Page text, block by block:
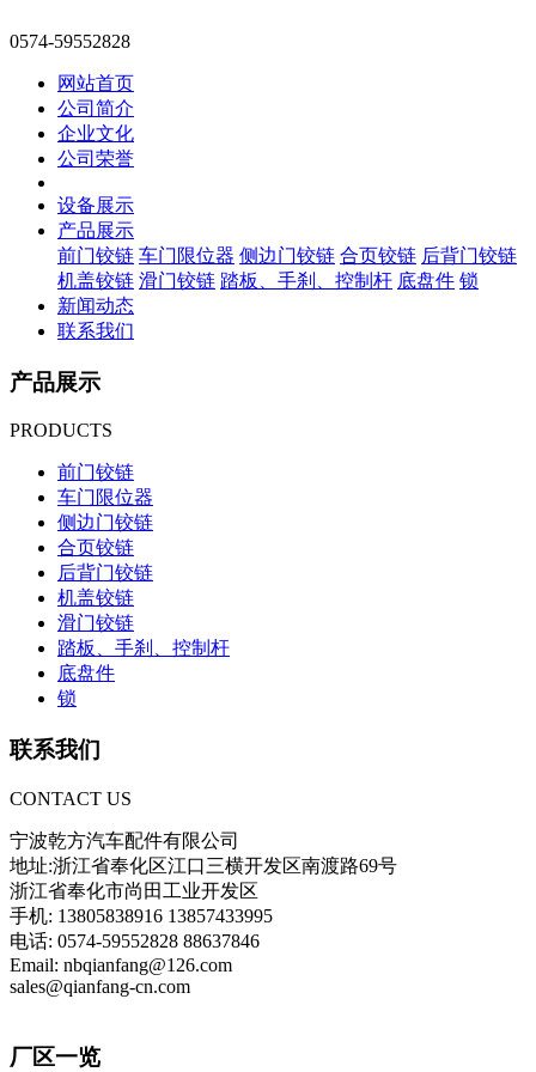
0574-59552828
网站首页
公司简介
企业文化
公司荣誉
设备展示
产品展示
前门铰链 车门限位器 侧边门铰链 合页铰链 后背门铰链
机盖铰链 滑门铰链 踏板、手刹、控制杆 底盘件 锁
新闻动态
联系我们
产品展示
PRODUCTS
前门铰链
车门限位器
侧边门铰链
合页铰链
后背门铰链
机盖铰链
滑门铰链
踏板、手刹、控制杆
底盘件
锁
联系我们
CONTACT US
宁波乾方汽车配件有限公司
地址:浙江省奉化区江口三横开发区南渡路69号
浙江省奉化市尚田工业开发区
手机: 13805838916 13857433995
电话: 0574-59552828 88637846
Email: nbqianfang@126.com
sales@qianfang-cn.com
厂区一览